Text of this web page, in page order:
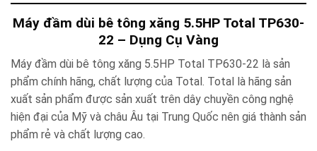
Máy đầm dùi bê tông xăng 5.5HP Total TP630-
22 – Dụng Cụ Vàng
Máy đầm dùi bê tông xăng 5.5HP Total TP630-22 là sản
phẩm chính hãng, chất lượng của Total. Total là hãng sản
xuất sản phẩm được sản xuất trên dây chuyền công nghệ
hiện đại của Mỹ và châu Âu tại Trung Quốc nên giá thành sản
phẩm rẻ và chất lượng cao.